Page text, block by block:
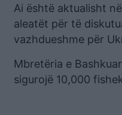
Ai është aktualisht
aleatët për të
vazhdueshme për
Mbretëria e
sigurojë 10,000